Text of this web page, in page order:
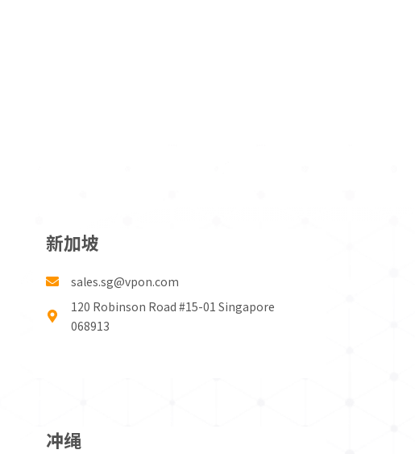
新加坡
sales.sg@vpon.com
120 Robinson Road #15-01 Singapore
068913
冲绳